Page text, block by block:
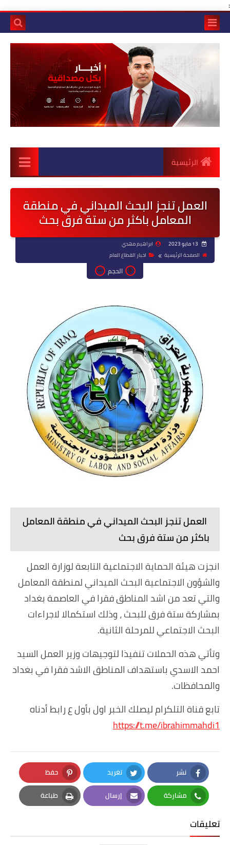
:
الرئيسية
العمل تنجز البحث الميداني في منطقة
المعامل باكثر من ستة فرق بحث
ابراهيم مهدي
الصفحة الرئيسية
اخبار القطاع العام
الحجم
العمل تنجز البحث الميداني في منطقة المعامل
باكثر من ستة فرق بحث
انجزت هيئة الحماية الاجتماعية التابعة لوزارة العمل
والشؤون الاجتماعية البحث الميداني لمنطقة المعامل
والتي تعد من اشد المناطق فقرا في العاصمة بغداد
بمشاركة ستة فرق للبحث ، وذلك استكمالا لاجراءات
البحث الاجتماعي للمرحلة الثانية.
وتأتي هذه الحملات تنفيذا لتوجيهات وزير العمل السيد
احمد الاسدي باستهداف المناطق الاشد فقرا في بغداد
والمحافظات.
تابع قناة التلكرام ليصلك الخبر اول بأول ع رابط أدناه
https://t.me/ibrahimmahdi1
نشر
Facebook
تغريد
Twitter
حفظ
Pinterest
مشاركة
Whatsapp
إرسال
Email
طباعة
Print
تعليقات